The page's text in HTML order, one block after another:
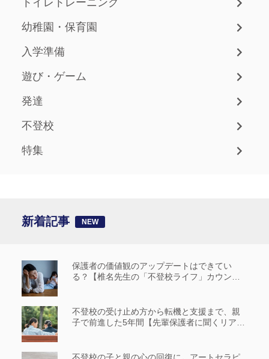
トイレトレーニング
幼稚園・保育園
入学準備
遊び・ゲーム
発達
不登校
特集
新着記事
保護者の価値観のアップデートはできてい
る？【椎名先生の「不登校ライフ」カウンセ
不登校の受け止め方から転機と支援まで、親
子で前進した5年間【先輩保護者に聞くリアル